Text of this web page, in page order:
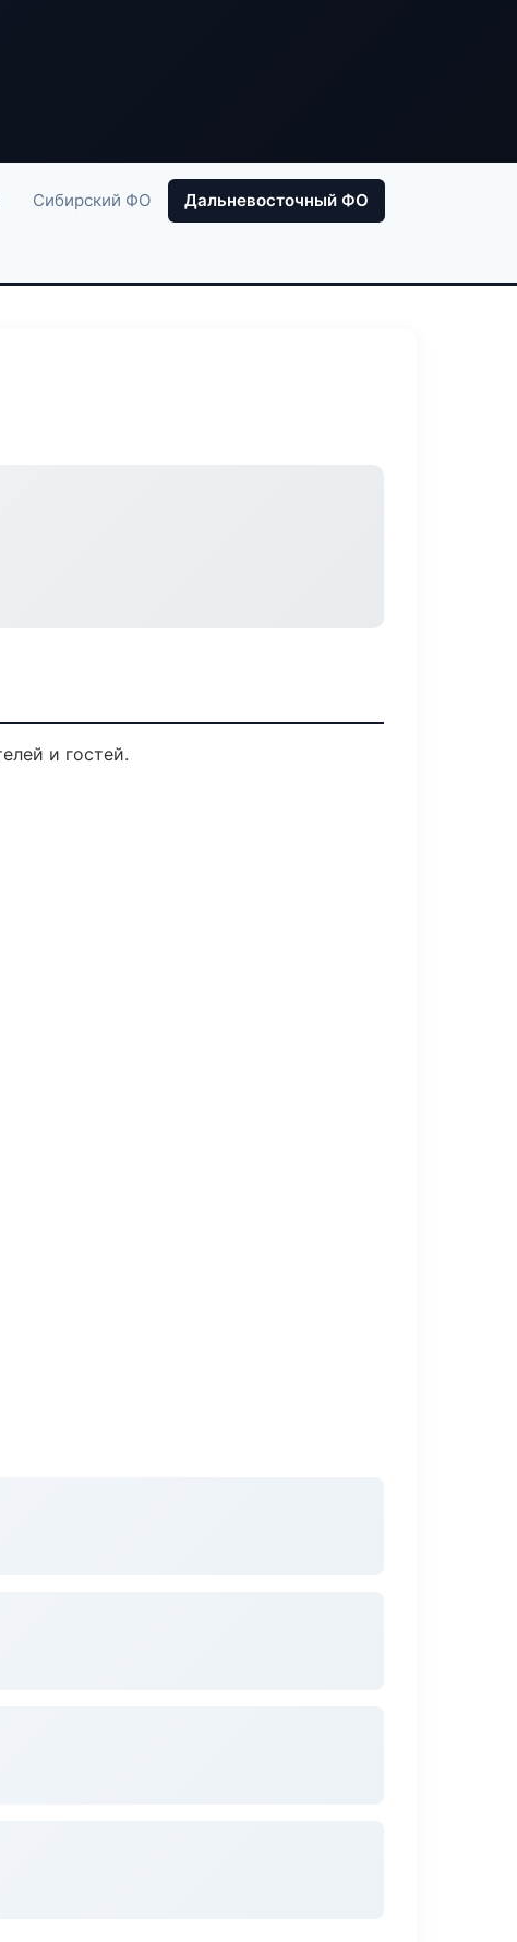
Сибирский ФО Дальневосточный ФО
и гостей.